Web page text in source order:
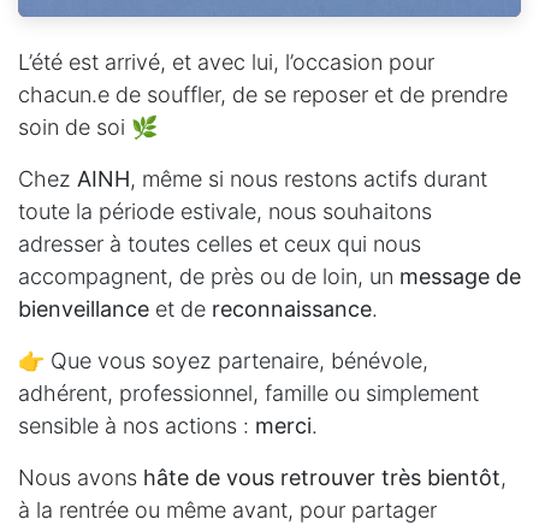
L’été est arrivé, et avec lui, l’occasion pour
chacun.e de souffler, de se reposer et de prendre
soin de soi 🌿
Chez AINH, même si nous restons actifs durant
toute la période estivale, nous souhaitons
adresser à toutes celles et ceux qui nous
accompagnent, de près ou de loin, un message de
bienveillance et de reconnaissance.
👉 Que vous soyez partenaire, bénévole,
adhérent, professionnel, famille ou simplement
sensible à nos actions : merci.
Nous avons hâte de vous retrouver très bientôt,
à la rentrée ou même avant, pour partager